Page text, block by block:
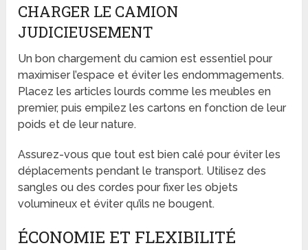
CHARGER LE CAMION
JUDICIEUSEMENT
Un bon chargement du camion est essentiel pour
maximiser l’espace et éviter les endommagements.
Placez les articles lourds comme les meubles en
premier, puis empilez les cartons en fonction de leur
poids et de leur nature.
Assurez-vous que tout est bien calé pour éviter les
déplacements pendant le transport. Utilisez des
sangles ou des cordes pour fixer les objets
volumineux et éviter qu’ils ne bougent.
ÉCONOMIE ET FLEXIBILITÉ